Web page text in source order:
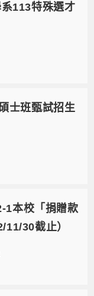
113特殊選才
士班甄試招生
1本校「捐贈款
30截止）